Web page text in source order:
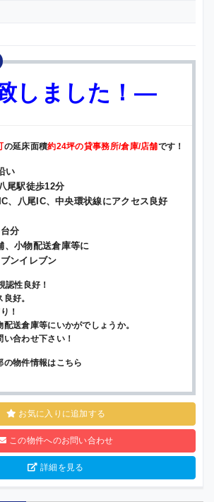
しました！—
の延床面積約24坪の貸事務所/倉庫/店舗です！
い
駅徒歩12分
八尾IC、中央環状線にアクセス良好
分
小物配送倉庫等に
ンイレブン
認性良好！
好。
！
送倉庫等にいかがでしょうか。
合わせ下さい！
の物件情報はこちら
お気に入りに追加する
この物件へのお問い合わせ
詳細を見る